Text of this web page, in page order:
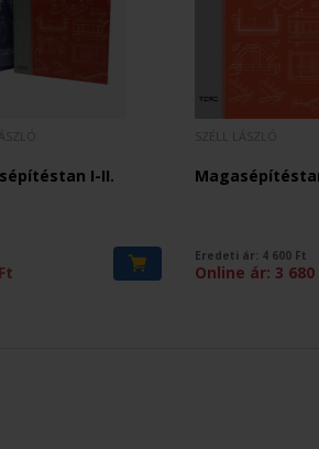
I-II.
Eredeti ár: 4 600Ft
Online ár: 3 680